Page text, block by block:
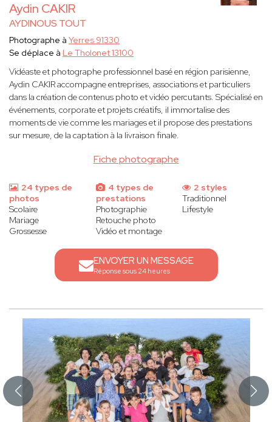
Aydin CAKIR
AYDINOUS TOUT
Fiche photographe
Photographe à Yerres 91330
Se déplace à Le Tholonet 13100
Vidéaste et photographe professionnel basé en région parisienne,
Aydin CAKIR accompagne entreprises, associations et particuliers
dans la création de contenus photo et vidéo percutants. Spécialisé en
événements, corporate et projets créatifs, il immortalise des
moments de vie comme les mariages et il propose des prestations
sur mesure, de la captation à la livraison finale.
24 types de
photos
Scolaire
Mariage
Grossesse
4 types de
prestations
Photographie
Retouche photo
Vidéo et montage
2 styles
Traditionnel
Lifestyle
ENVOYER UN MESSAGE
Réponse sous 24 heures